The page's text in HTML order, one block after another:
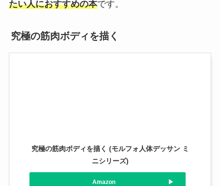
たい人におすすめの本です。
究極の筋肉ボディを描く
究極の筋肉ボディを描く (モルフォ人体デッサン ミ
ニシリーズ)
Amazon